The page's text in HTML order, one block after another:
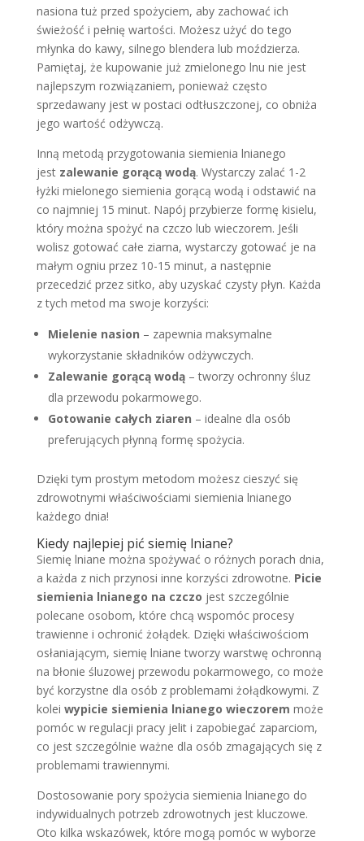
nasiona tuż przed spożyciem, aby zachować ich
świeżość i pełnię wartości. Możesz użyć do tego
młynka do kawy, silnego blendera lub moździerza.
Pamiętaj, że kupowanie już zmielonego lnu nie jest
najlepszym rozwiązaniem, ponieważ często
sprzedawany jest w postaci odtłuszczonej, co obniża
jego wartość odżywczą.
Inną metodą przygotowania siemienia lnianego
jest zalewanie gorącą wodą. Wystarczy zalać 1-2
łyżki mielonego siemienia gorącą wodą i odstawić na
co najmniej 15 minut. Napój przybierze formę kisielu,
który można spożyć na czczo lub wieczorem. Jeśli
wolisz gotować całe ziarna, wystarczy gotować je na
małym ogniu przez 10-15 minut, a następnie
przecedzić przez sitko, aby uzyskać czysty płyn. Każda
z tych metod ma swoje korzyści:
Mielenie nasion – zapewnia maksymalne
wykorzystanie składników odżywczych.
Zalewanie gorącą wodą– tworzy ochronny śluz
dla przewodu pokarmowego.
Gotowanie całych ziaren – idealne dla osób
preferujących płynną formę spożycia.
Dzięki tym prostym metodom możesz cieszyć się
zdrowotnymi właściwościami siemienia lnianego
każdego dnia!
Kiedy najlepiej pić siemię lniane?
Siemię lniane można spożywać o różnych porach dnia,
a każda z nich przynosi inne korzyści zdrowotne. Picie
siemienia lnianego na czczo jest szczególnie
polecane osobom, które chcą wspomóc procesy
trawienne i ochronić żołądek. Dzięki właściwościom
osłaniającym, siemię lniane tworzy warstwę ochronną
na błonie śluzowej przewodu pokarmowego, co może
być korzystne dla osób z problemami żołądkowymi. Z
kolei wypicie siemienia lnianego wieczorem może
pomóc w regulacji pracy jelit i zapobiegać zaparciom,
co jest szczególnie ważne dla osób zmagających się z
problemami trawiennymi.
Dostosowanie pory spożycia siemienia lnianego do
indywidualnych potrzeb zdrowotnych jest kluczowe.
Oto kilka wskazówek, które mogą pomóc w wyborze